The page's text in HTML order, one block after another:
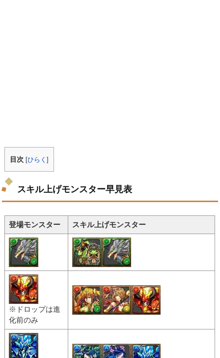
目次 [ひらく]
スキル上げモンスター早見表
登場モンスター スキル上げモンスター
※ドロップは進
化前のみ